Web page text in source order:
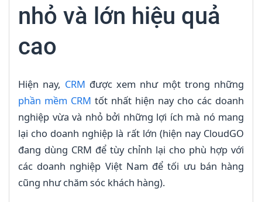
nhỏ và lớn hiệu quả
cao
Hiện nay, CRM được xem như một trong những
phần mềm CRM tốt nhất hiện nay cho các doanh
nghiệp vừa và nhỏ bởi những lợi ích mà nó mang
lại cho doanh nghiệp là rất lớn (hiện nay CloudGO
đang dùng CRM để tùy chỉnh lại cho phù hợp với
các doanh nghiệp Việt Nam để tối ưu bán hàng
cũng như chăm sóc khách hàng).